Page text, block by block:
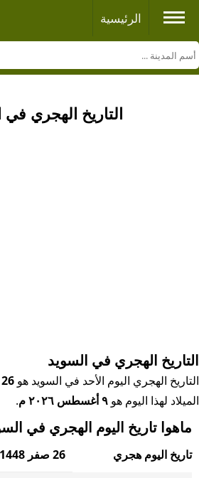
الرئيسية
التاريخ الهجري في
التاريخ الهجري في السويد
التاريخ الهجري اليوم الأحد في السويد هو 26 صفر 1448
الميلاد لهذا اليوم هو ٩ أغسطس ٢٠٢٦ م .
ماهوا تاريخ اليوم الهجري في
تاريخ اليوم هجري 26 صفر 1448 هجرية